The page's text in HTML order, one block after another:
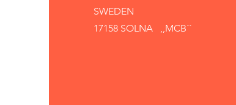
SWEDEN
17158 SOLNA ,,MCB´´